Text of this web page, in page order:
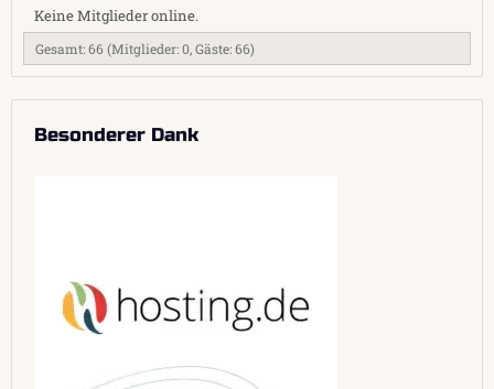
Keine Mitglieder online.
Gesamt: 66 (Mitglieder: 0, Gäste: 66)
Besonderer Dank